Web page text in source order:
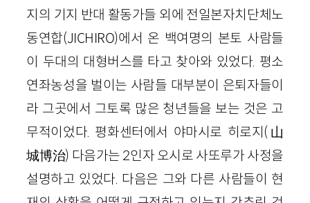
지의 기지 반대 활동가들 외에 전일본자치단체노
동연합(JICHIRO)에서 온 백여명의 본토 사람들
이 두대의 대형버스를 타고 찾아와 있었다. 평소
연좌농성을 벌이는 사람들 대부분이 은퇴자들이
라 그곳에서 그토록 많은 청년들을 보는 것은 고
무적이었다. 평화센터에서 야마시로 히로지(山
城博治) 다음가는 2인자 오시로 사또루가 사정을
설명하고 있었다. 다음은 그와 다른 사람들이 현